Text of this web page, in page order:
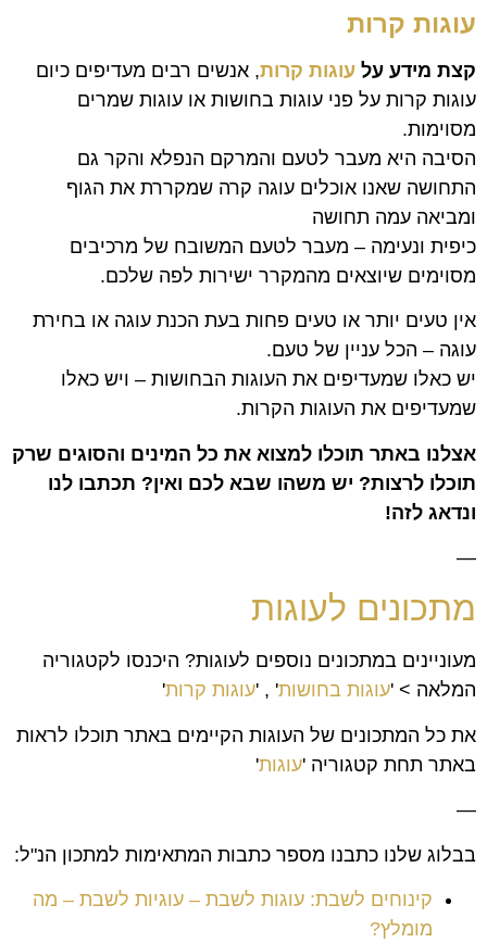
עוגות קרות
קצת מידע על עוגות קרות, אנשים רבים מעדיפים כיום
עוגות קרות על פני עוגות בחושות או עוגות שמרים
מסוימות.
הסיבה היא מעבר לטעם והמרקם הנפלא והקר גם
התחושה שאנו אוכלים עוגה קרה שמקררת את הגוף
ומביאה עמה תחושה
כיפית ונעימה – מעבר לטעם המשובח של מרכיבים
מסוימים שיוצאים מהמקרר ישירות לפה שלכם.
אין טעים יותר או טעים פחות בעת הכנת עוגה או בחירת
עוגה – הכל עניין של טעם.
יש כאלו שמעדיפים את העוגות הבחושות – ויש כאלו
שמעדיפים את העוגות הקרות.
אצלנו באתר תוכלו למצוא את כל המינים והסוגים שרק
תוכלו לרצות? יש משהו שבא לכם ואין? תכתבו לנו
ונדאג לזה!
—
מתכונים לעוגות
מעוניינים במתכונים נוספים לעוגות? היכנסו לקטגוריה
המלאה > 'עוגות בחושות' , 'עוגות קרות'
את כל המתכונים של העוגות הקיימים באתר תוכלו לראות
באתר תחת קטגוריה 'עוגות'
—
בבלוג שלנו כתבנו מספר כתבות המתאימות למתכון הנ"ל:
קינוחים לשבת: עוגות לשבת – עוגיות לשבת – מה
מומלץ?